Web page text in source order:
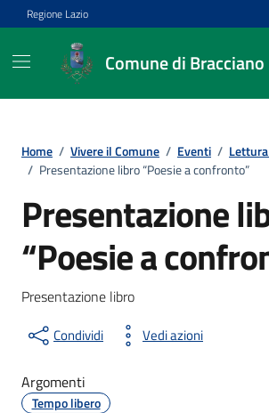
Vai ai contenuti
Vai al footer
Regione Lazio
Comune di Bracciano
Home / Vivere il Comune / Eventi /
/ Presentazione libro “Poesie a confronto”
Presentazione
“Poesie a
Presentazione libro
Condividi Vedi azioni
Argomenti
Tempo libero